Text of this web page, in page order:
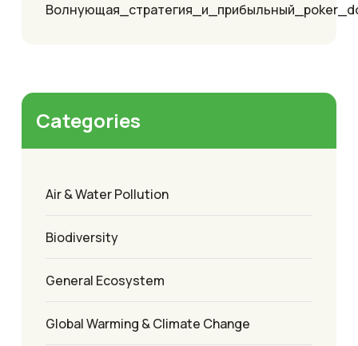
Categories
Air & Water Pollution
Biodiversity
General Ecosystem
Global Warming & Climate Change